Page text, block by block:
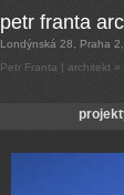
Petr Franta | architekt »